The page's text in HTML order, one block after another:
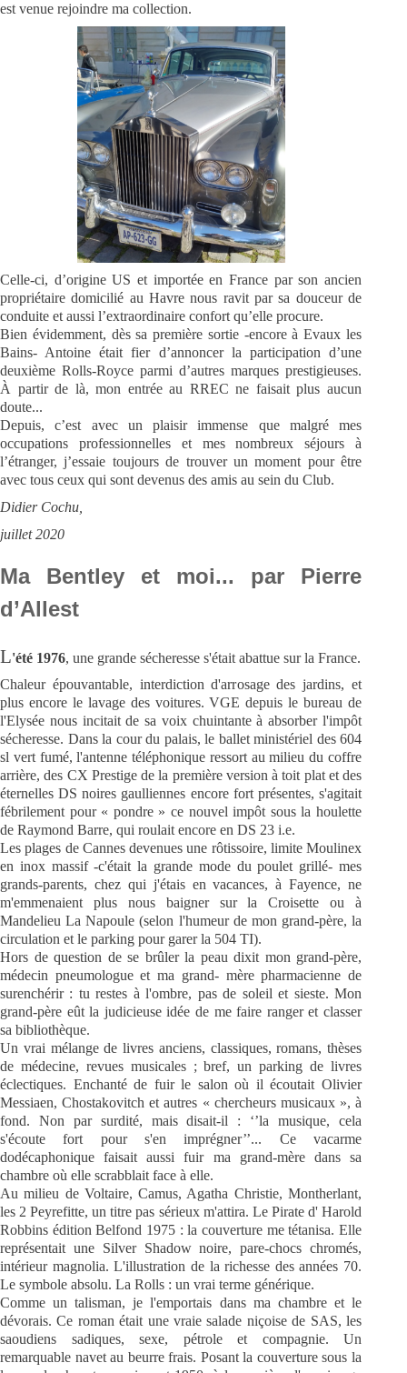
est venue rejoindre ma collection.
Celle-ci, d’origine US et importée en France par son ancien
propriétaire domicilié au Havre nous ravit par sa douceur de
conduite et aussi l’extraordinaire confort qu’elle procure.
Bien évidemment, dès sa première sortie -encore à Evaux les
Bains- Antoine était fier d’annoncer la participation d’une
deuxième Rolls-Royce parmi d’autres marques prestigieuses.
À partir de là, mon entrée au RREC ne faisait plus aucun
doute...
Depuis, c’est avec un plaisir immense que malgré mes
occupations professionnelles et mes nombreux séjours à
l’étranger, j’essaie toujours de trouver un moment pour être
avec tous ceux qui sont devenus des amis au sein du Club.
Didier Cochu,
juillet 2020
Ma Bentley et moi... par Pierre
d’Allest
L'été 1976, une grande sécheresse s'était abattue sur la France.
Chaleur épouvantable, interdiction d'arrosage des jardins, et
plus encore le lavage des voitures. VGE depuis le bureau de
l'Elysée nous incitait de sa voix chuintante à absorber l'impôt
sécheresse. Dans la cour du palais, le ballet ministériel des 604
sl vert fumé, l'antenne téléphonique ressort au milieu du coffre
arrière, des CX Prestige de la première version à toit plat et des
éternelles DS noires gaulliennes encore fort présentes, s'agitait
fébrilement pour « pondre » ce nouvel impôt sous la houlette
de Raymond Barre, qui roulait encore en DS 23 i.e.
Les plages de Cannes devenues une rôtissoire, limite Moulinex
en inox massif -c'était la grande mode du poulet grillé- mes
grands-parents, chez qui j'étais en vacances, à Fayence, ne
m'emmenaient plus nous baigner sur la Croisette ou à
Mandelieu La Napoule (selon l'humeur de mon grand-père, la
circulation et le parking pour garer la 504 TI).
Hors de question de se brûler la peau dixit mon grand-père,
médecin pneumologue et ma grand- mère pharmacienne de
surenchérir : tu restes à l'ombre, pas de soleil et sieste. Mon
grand-père eût la judicieuse idée de me faire ranger et classer
sa bibliothèque.
Un vrai mélange de livres anciens, classiques, romans, thèses
de médecine, revues musicales ; bref, un parking de livres
éclectiques. Enchanté de fuir le salon où il écoutait Olivier
Messiaen, Chostakovitch et autres « chercheurs musicaux », à
fond. Non par surdité, mais disait-il : ‘’la musique, cela
s'écoute fort pour s'en imprégner’’... Ce vacarme
dodécaphonique faisait aussi fuir ma grand-mère dans sa
chambre où elle scrabblait face à elle.
Au milieu de Voltaire, Camus, Agatha Christie, Montherlant,
les 2 Peyrefitte, un titre pas sérieux m'attira. Le Pirate d' Harold
Robbins édition Belfond 1975 : la couverture me tétanisa. Elle
représentait une Silver Shadow noire, pare-chocs chromés,
intérieur magnolia. L'illustration de la richesse des années 70.
Le symbole absolu. La Rolls : un vrai terme générique.
Comme un talisman, je l'emportais dans ma chambre et le
dévorais. Ce roman était une vraie salade niçoise de SAS, les
saoudiens sadiques, sexe, pétrole et compagnie. Un
remarquable navet au beurre frais. Posant la couverture sous la